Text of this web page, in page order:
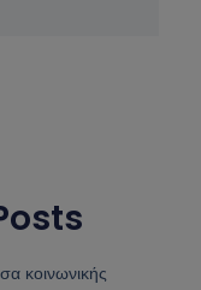
κοινωνικής